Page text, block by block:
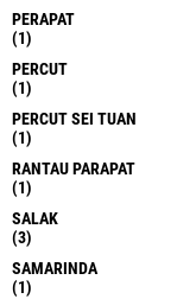
PERAPAT
(1)
PERCUT
(1)
PERCUT SEI TUAN
(1)
RANTAU PARAPAT
(1)
SALAK
(3)
SAMARINDA
(1)